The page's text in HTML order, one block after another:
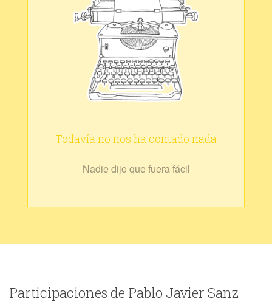
Todavía no nos ha contado nada
Nadie dijo que fuera fácil
Participaciones de Pablo Javier Sanz